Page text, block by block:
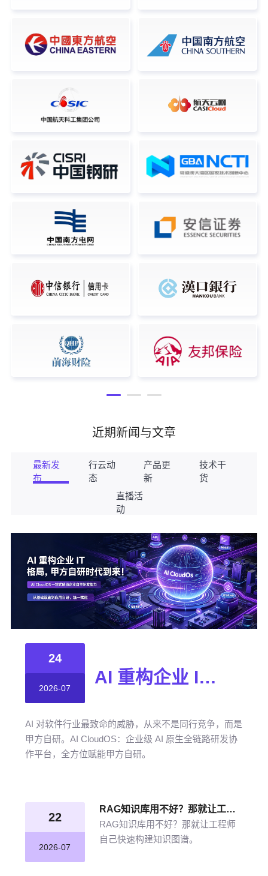
近期新闻与文章
最新发
布
行云动
态
产品更
新
技术干
货
直播活
动
24
2026-07
AI 重构企业 IT 格局，甲方自研时代到来！
AI 对软件行业最致命的威胁，从来不是同行竞争，而是
甲方自研。AI CloudOS：企业级 AI 原生全链路研发协
作平台，全方位赋能甲方自研。
22
2026-07
RAG知识库用不好？那就让工程师自己快速构建知识图谱
RAG知识库用不好？那就让工程师
自己快速构建知识图谱。